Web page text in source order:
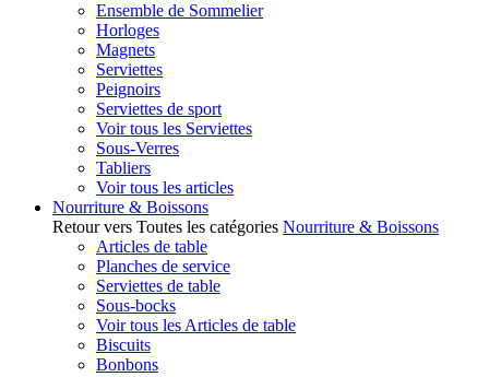
Ensemble de Sommelier
Horloges
Magnets
Serviettes
Peignoirs
Serviettes de sport
Voir tous les Serviettes
Sous-Verres
Tabliers
Voir tous les articles
Nourriture & Boissons
Retour vers Toutes les catégories Nourriture & Boissons
Articles de table
Planches de service
Serviettes de table
Sous-bocks
Voir tous les Articles de table
Biscuits
Bonbons